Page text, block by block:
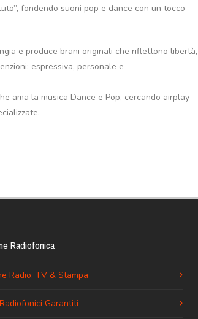
fondendo suoni pop e dance con un tocco
e produce brani originali che riflettono libertà,
espressiva, personale e
ama la musica Dance e Pop, cercando airplay
Radiofonica
Radio, TV & Stampa
Garantiti